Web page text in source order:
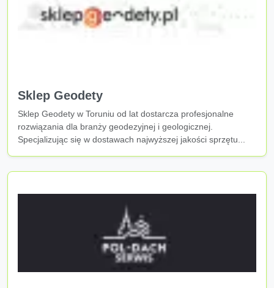
Sklep Geodety
Sklep Geodety w Toruniu od lat dostarcza profesjonalne
rozwiązania dla branży geodezyjnej i geologicznej.
Specjalizując się w dostawach najwyższej jakości sprzętu...